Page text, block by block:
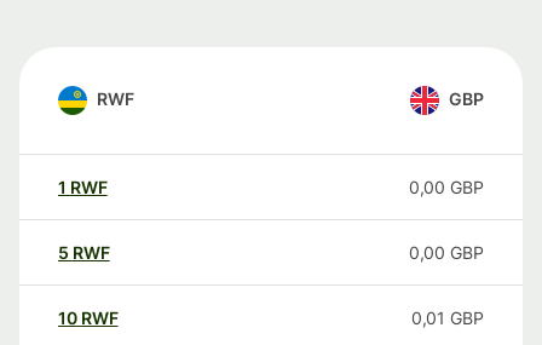
RWF GBP
1 RWF 0,00 GBP
5 RWF 0,00 GBP
10 RWF 0,01 GBP